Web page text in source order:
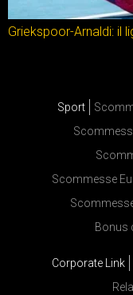
Griekspoor-Arnaldi: il
Sport
Scommesse
Bonus
Corporate Link